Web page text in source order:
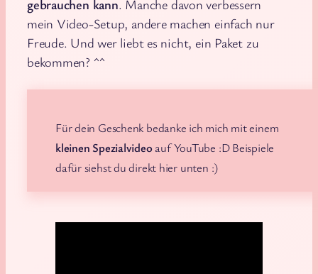
gebrauchen kann. Manche davon verbessern
mein Video-Setup, andere machen einfach nur
Freude. Und wer liebt es nicht, ein Paket zu
bekommen? ^^
Für dein Geschenk bedanke ich mich mit einem
kleinen Spezialvideoauf YouTube :D Beispiele
dafür siehst du direkt hier unten :)